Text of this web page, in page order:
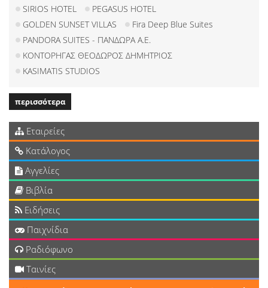
SIRIOS HOTEL
PEGASUS HOTEL
GOLDEN SUNSET VILLAS
Fira Deep Blue Suites
PANDORA SUITES - ΠΑΝΔΩΡΑ Α.Ε.
ΚΟΝΤΟΡΗΓΑΣ ΘΕΟΔΩΡΟΣ ΔΗΜΗΤΡΙΟΣ
KASIMATIS STUDIOS
περισσότερα
Εταιρείες
Κατάλογος
Αγγελίες
Βιβλία
Ειδήσεις
Παιχνίδια
Ραδιόφωνο
Ταινίες